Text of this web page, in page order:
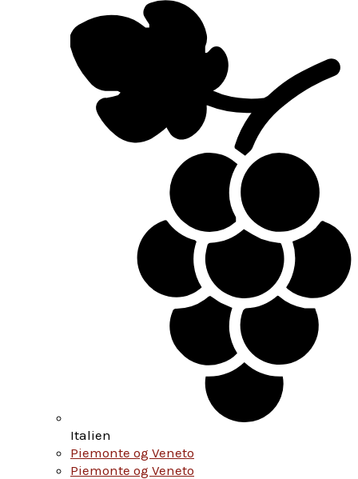
Italien
Piemonte og Veneto
Piemonte og Veneto